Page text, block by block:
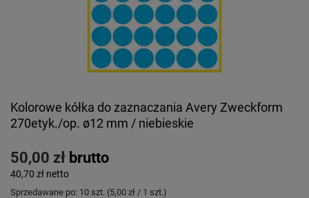
Kolorowe kółka do zaznaczania Avery Zweckform
270etyk./op. ø12 mm / niebieskie
50,00 zł brutto
40,70 zł netto
Sprzedawane po: 10 szt. (5,00 zł / 1 szt.)